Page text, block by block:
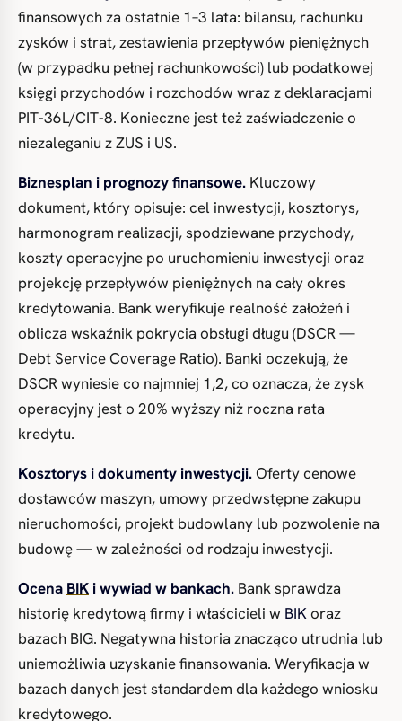
finansowych za ostatnie 1–3 lata: bilansu, rachunku
zysków i strat, zestawienia przepływów pieniężnych
(w przypadku pełnej rachunkowości) lub podatkowej
księgi przychodów i rozchodów wraz z deklaracjami
PIT-36L/CIT-8. Konieczne jest też zaświadczenie o
niezaleganiu z ZUS i US.
Biznesplan i prognozy finansowe. Kluczowy
dokument, który opisuje: cel inwestycji, kosztorys,
harmonogram realizacji, spodziewane przychody,
koszty operacyjne po uruchomieniu inwestycji oraz
projekcję przepływów pieniężnych na cały okres
kredytowania. Bank weryfikuje realność założeń i
oblicza wskaźnik pokrycia obsługi długu (DSCR —
Debt Service Coverage Ratio). Banki oczekują, że
DSCR wyniesie co najmniej 1,2, co oznacza, że zysk
operacyjny jest o 20% wyższy niż roczna rata
kredytu.
Kosztorys i dokumenty inwestycji.Oferty cenowe
dostawców maszyn, umowy przedwstępne zakupu
nieruchomości, projekt budowlany lub pozwolenie na
budowę — w zależności od rodzaju inwestycji.
Ocena BIK i wywiad w bankach. Bank sprawdza
historię kredytową firmy i właścicieli w BIKoraz
bazach BIG. Negatywna historia znacząco utrudnia lub
uniemożliwia uzyskanie finansowania. Weryfikacja w
bazach danych jest standardem dla każdego wniosku
kredytowego.